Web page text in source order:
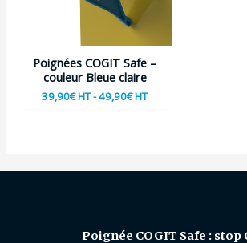
Poignées COGIT Safe –
couleur Bleue claire
39,90€ -49,90€
Poignée COGIT Safe : stop